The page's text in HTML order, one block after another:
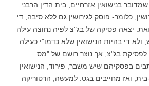
בנישואין אזרחיים, בית הדין הרבני
כלומר- פוסק לגירושין גם ללא סיבה, די
יצאה פסיקה של בג"צ לפיה נחוצה עילה
די בהיות הנישואין שלא כדמו"י כעילה.
לפסיקת בג"צ, אך נוצר רושם של "מס
בפסקיהם שיש משבר, פירוד, הנישואין
בית, ואז מחייבים בגט. למעשה, הרטוריקה